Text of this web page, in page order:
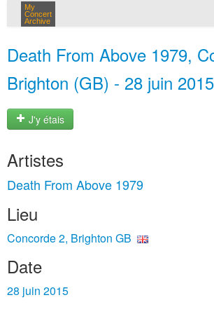
My
Concert
Archive
Death From Above 1979,
Brighton (GB) - 28 juin 2015
J'y étais
Artistes
Death From Above 1979
Lieu
Concorde 2, Brighton GB
Date
28 juin 2015